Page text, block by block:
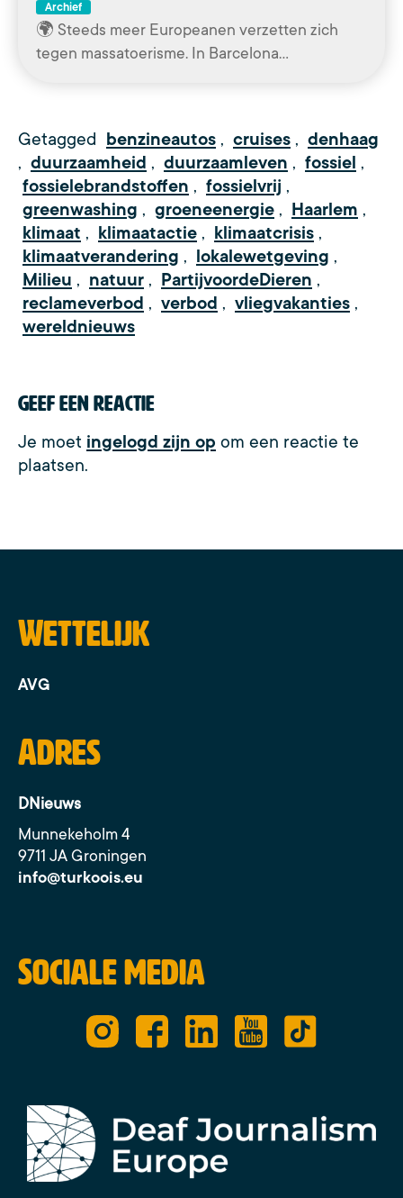
Archief
🌍 Steeds meer Europeanen verzetten zich
tegen massatoerisme. In Barcelona…
Getagged benzineautos , cruises , denhaag
, duurzaamheid , duurzaamleven , fossiel ,
fossielebrandstoffen , fossielvrij ,
greenwashing , groeneenergie , Haarlem ,
klimaat , klimaatactie , klimaatcrisis ,
klimaatverandering , lokalewetgeving ,
Milieu , natuur , PartijvoordeDieren ,
reclameverbod , verbod , vliegvakanties ,
wereldnieuws
Geef een reactie
Je moet ingelogd zijn op om een reactie te
plaatsen.
Wettelijk
AVG
Adres
DNieuws
Munnekeholm 4
9711 JA Groningen
info@turkoois.eu
Sociale media